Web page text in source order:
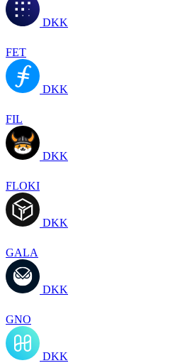
DKK
FET
DKK
FIL
DKK
FLOKI
DKK
GALA
DKK
GNO
DKK